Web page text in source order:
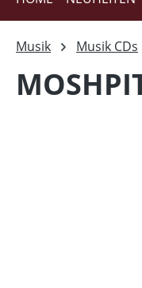
Musik Musik CDs